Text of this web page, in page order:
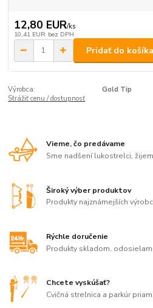
12,80 EUR/ks
10,41 EUR bez DPH
Pridať do košíka
Výrobca:
Gold Tip
Strážiť cenu / dostupnosť
Vieme, čo predávame
Sme nadšení lukostrelci,
Široký výber produktov
Produkty najznámejších
Rýchle doručenie
Produkty skladom,
Chcete vyskúšať?
Cvičná streľnica a parkúr